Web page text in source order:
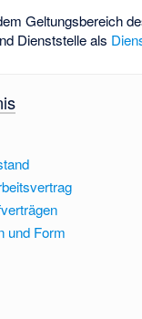
Geltungsbereich
Dienststelle als
und Form